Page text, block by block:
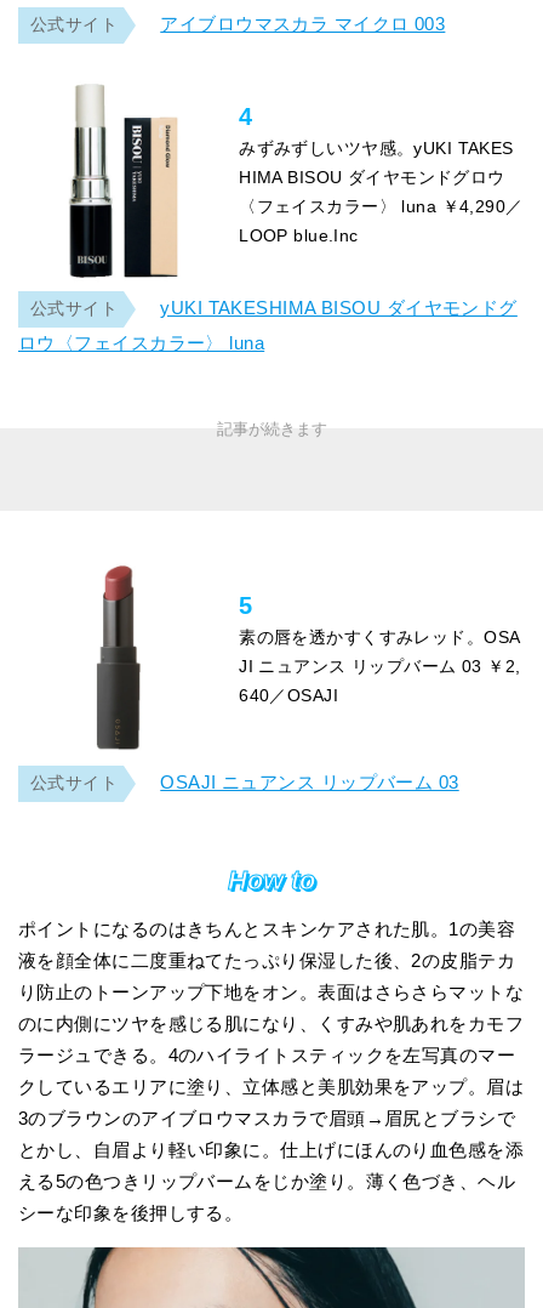
公式サイト アイブロウマスカラ マイクロ 003
4
みずみずしいツヤ感。yUKI TAKES
HIMA BISOU ダイヤモンドグロウ
〈フェイスカラー〉 luna ￥4,290／
LOOP blue.Inc
公式サイト
yUKI TAKESHIMA BISOU ダイヤモンドグ
ロウ〈フェイスカラー〉 luna
5
素の唇を透かすくすみレッド。OSA
JI ニュアンス リップバーム 03 ￥2,
640／OSAJI
公式サイト OSAJI ニュアンス リップバーム 03
How to
ポイントになるのはきちんとスキンケアされた肌。1の美容
液を顔全体に二度重ねてたっぷり保湿した後、2の皮脂テカ
り防止のトーンアップ下地をオン。表面はさらさらマットな
のに内側にツヤを感じる肌になり、くすみや肌あれをカモフ
ラージュできる。4のハイライトスティックを左写真のマー
クしているエリアに塗り、立体感と美肌効果をアップ。眉は
3のブラウンのアイブロウマスカラで眉頭→眉尻とブラシで
とかし、自眉より軽い印象に。仕上げにほんのり血色感を添
える5の色つきリップバームをじか塗り。薄く色づき、ヘル
シーな印象を後押しする。